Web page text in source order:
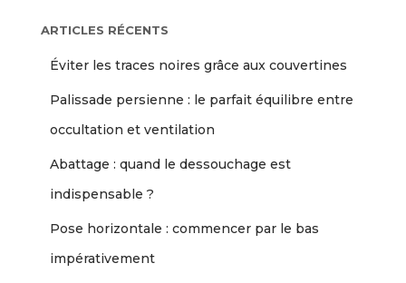
ARTICLES RÉCENTS
Éviter les traces noires grâce aux couvertines
Palissade persienne : le parfait équilibre entre
occultation et ventilation
Abattage : quand le dessouchage est
indispensable ?
Pose horizontale : commencer par le bas
impérativement